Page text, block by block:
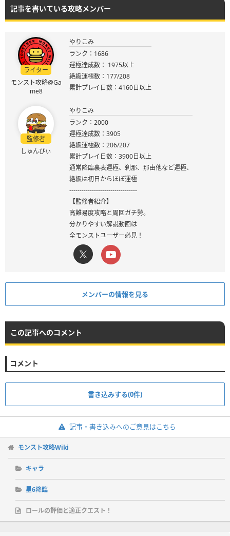
記事を書いている攻略メンバー
ライター
モンスト攻略@Ga
me8
やりこみ
ランク：1686
運極達成数： 1975以上
絶級運極数：177/208
累計プレイ日数：4160日以上
監修者
しゅんぴぃ
やりこみ
ランク：2000
運極達成数：3905
絶級運極数：206/207
累計プレイ日数：3900日以上
通常降臨裏表運極、刹那、那由他など運極、
絶級は初日からほぼ運極
---------------------------------
【監修者紹介】
高難易度攻略と周回ガチ勢。
分かりやすい解説動画は
全モンストユーザー必見！
メンバーの情報を見る
この記事へのコメント
コメント
書き込みする(0件)
記事・書き込みへのご意見はこちら
モンスト攻略Wiki
キャラ
星6降臨
ロールの評価と適正クエスト！